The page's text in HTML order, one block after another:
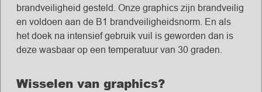
brandveiligheid gesteld. Onze graphics zijn brandveilig
en voldoen aan de B1 brandveiligheidsnorm. En als
het doek na intensief gebruik vuil is geworden dan is
deze wasbaar op een temperatuur van 30 graden.
Wisselen van graphics?